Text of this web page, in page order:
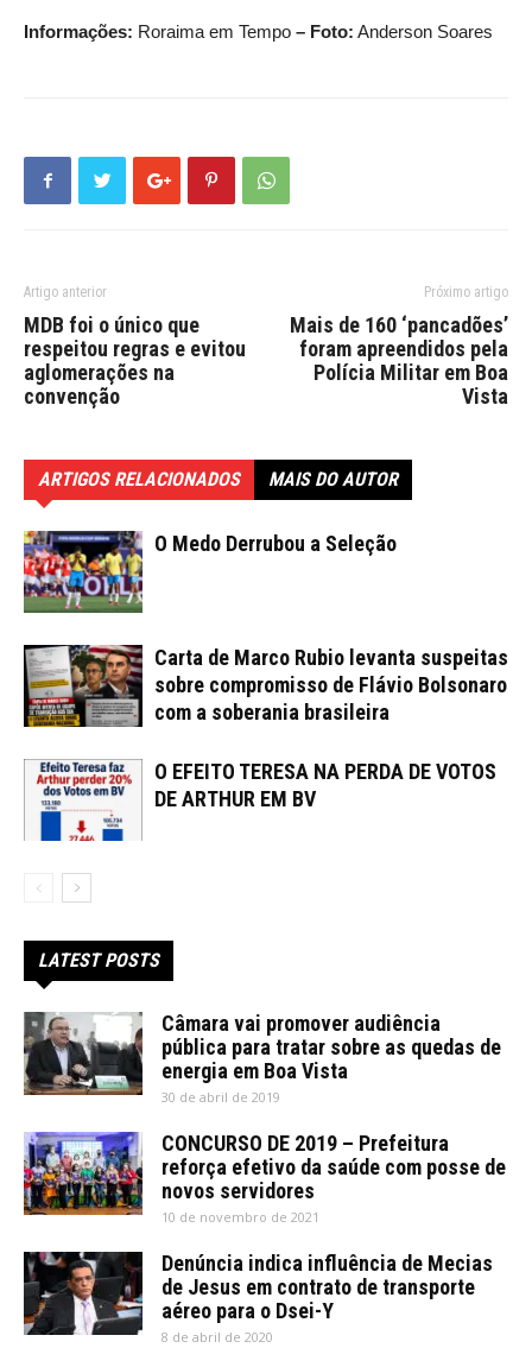
Informações: Roraima em Tempo – Foto: Anderson Soares
Artigo anterior
MDB foi o único que
respeitou regras e evitou
aglomerações na
convenção
Próximo artigo
Mais de 160 ‘pancadões’
foram apreendidos pela
Polícia Militar em Boa
Vista
ARTIGOS RELACIONADOS MAIS DO AUTOR
O Medo Derrubou a Seleção
Carta de Marco Rubio levanta suspeitas
sobre compromisso de Flávio Bolsonaro
com a soberania brasileira
O EFEITO TERESA NA PERDA DE VOTOS
DE ARTHUR EM BV
LATEST POSTS
Câmara vai promover audiência
pública para tratar sobre as quedas de
energia em Boa Vista
30 de abril de 2019
CONCURSO DE 2019 – Prefeitura
reforça efetivo da saúde com posse de
novos servidores
10 de novembro de 2021
Denúncia indica influência de Mecias
de Jesus em contrato de transporte
aéreo para o Dsei-Y
8 de abril de 2020